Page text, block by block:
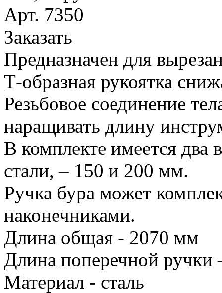
Арт. 7350
Заказать
Предназначен для
Т-образная рукоятка
Резьбовое соединение
наращивать длину
В комплекте имеется два
стали, – 150 и 200 мм.
Ручка бура может
наконечниками.
Длина общая - 2070 мм
Длина поперечной ручки
Материал - сталь